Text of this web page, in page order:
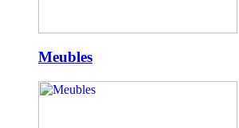
Meubles